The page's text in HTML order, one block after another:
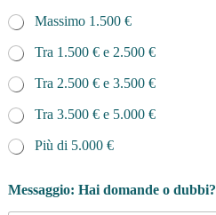
Massimo 1.500 €
Tra 1.500 € e 2.500 €
Tra 2.500 € e 3.500 €
Tra 3.500 € e 5.000 €
Più di 5.000 €
Messaggio: Hai domande o dubbi?